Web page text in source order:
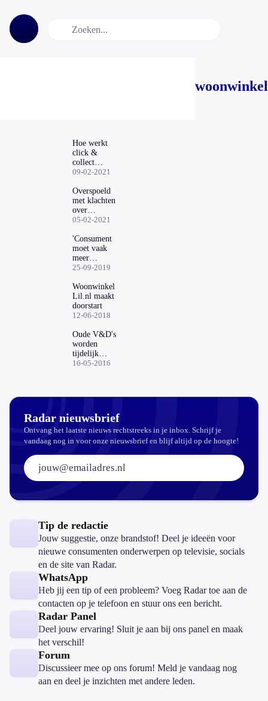
woonwinkel
Hoe werkt
click &
collect
tijdens de
09-02-2021
Overspoeld
met klachten
over
Kwantum:
je een ons
weegt'
05-02-2021
'Consument
moet vaak
meer
aanbetalen
woonwinkels'
25-09-2019
Woonwinkel
Lil.nl maakt
doorstart
12-06-2018
Oude V&D's
worden
tijdelijk
woonwinkels
16-05-2016
Radar nieuwsbrief
Ontvang het laatste nieuws rechtstreeks in je inbox. Schrijf je
vandaag nog in voor onze nieuwsbrief en blijf altijd op de hoogte!
E-mailadres:
Tip de redactie
Jouw suggestie, onze brandstof! Deel je ideeën voor
nieuwe consumenten onderwerpen op televisie, socials
en de site van Radar.
WhatsApp
Heb jij een tip of een probleem? Voeg Radar toe aan de
contacten op je telefoon en stuur ons een bericht.
Radar Panel
Deel jouw ervaring! Sluit je aan bij ons panel en maak
het verschil!
Forum
Discussieer mee op ons forum! Meld je vandaag nog
aan en deel je inzichten met andere leden.